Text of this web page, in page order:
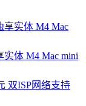
体 M4 Mac mini